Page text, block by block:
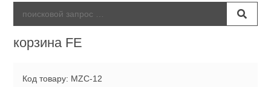
корзина FE
Код товару: MZC-12